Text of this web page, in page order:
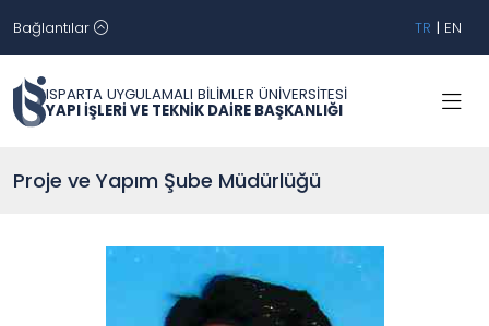
Bağlantılar TR | EN
ISPARTA UYGULAMALI BİLİMLER ÜNİVERSİTESİ
YAPI İŞLERİ VE TEKNİK DAİRE BAŞKANLIĞI
Proje ve Yapım Şube Müdürlüğü